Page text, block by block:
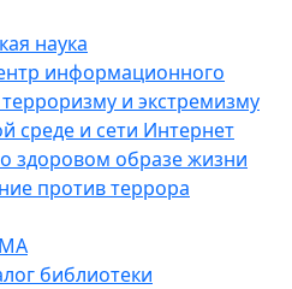
наука
информационного
и экстремизму
среде и сети Интернет
здоровом образе жизни
против террора
библиотеки